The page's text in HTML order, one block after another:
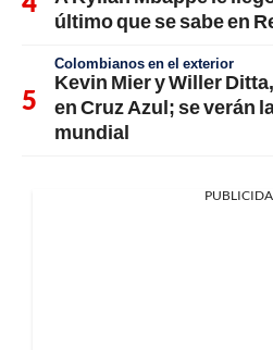
último que se sabe en
Colombianos en el exterior
Kevin Mier y Willer
en Cruz Azul; se verán
mundial